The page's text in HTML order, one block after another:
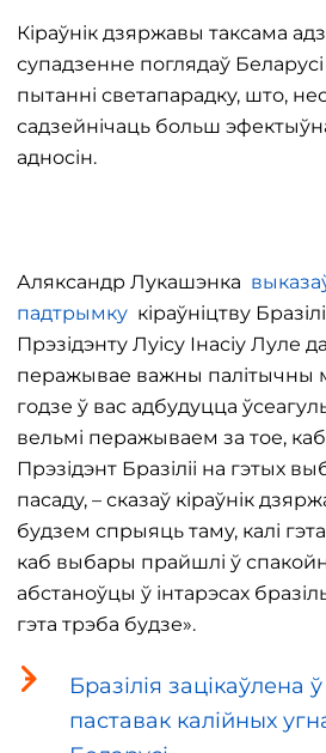
Кіраўнік дзяржавы таксама
супадзенне поглядаў Беларусі
пытанні светапарадку, што,
садзейнічаць больш
адносін.
Аляксандр Лукашэнка
падтрымку кіраўніцтву
Прэзідэнту Луісу Інасіу Луле
перажывае важны палітычны
годзе ў вас адбудуцца
вельмі перажываем за тое,
Прэзідэнт Бразіліі на гэтых
пасаду, – сказаў кіраўнік
будзем спрыяць таму, калі гэта
каб выбары прайшлі ў
абстаноўцы ў інтарэсах
гэта трэба будзе».
Бразілія зацікаўлена
паставак калійных